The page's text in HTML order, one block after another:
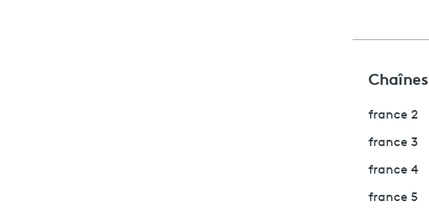
Chaînes
france 2
france 3
france 4
france 5